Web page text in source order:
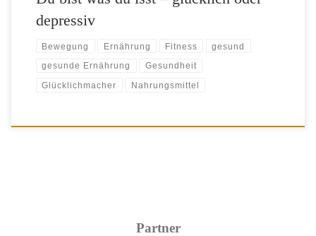
depressiv
Bewegung Ernährung Fitness gesund
gesunde Ernährung Gesundheit
Glücklichmacher Nahrungsmittel
Partner